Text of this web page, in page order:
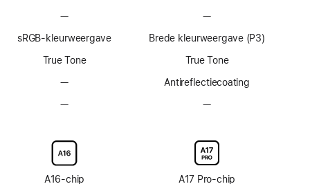
—Geen
technologie
sRGB-kleurweergave
True Tone
—Geen
—Geen
display
van
glas
A16‑chip
—Geen
technologie
Brede kleurweergave (P3)
True Tone
Anti­reflectie­­­coating
—Geen
display
van
glas
A17 Pro-chip